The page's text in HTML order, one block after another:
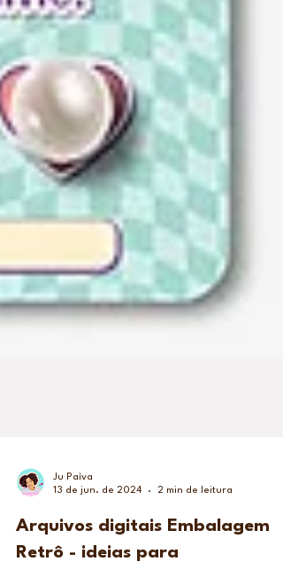
13 de jun. de 2024
2 min de leitura
Arquivos digitais Embalagem